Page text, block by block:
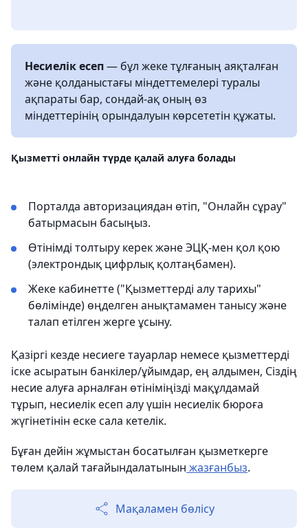
Несиелік есеп— бұл жеке тұлғаның аяқталған
және қолданыстағы міндеттемелері туралы
ақпараты бар, сондай‑ақ оның өз
міндеттерінің орындалуын көрсететін құжаты.
Қызметті онлайн түрде қалай алуға болады
Порталда авторизациядан өтіп, "Онлайн сұрау"
батырмасын басыңыз.
Өтінімді толтыру керек және ЭЦҚ-мен қол қою
(электрондық цифрлық қолтаңбамен).
Жеке кабинетте ("Қызметтерді алу тарихы"
бөлімінде) өңделген анықтамамен танысу және
талап етілген жерге ұсыну.
Қазіргі кезде несиеге тауарлар немесе қызметтерді
іске асыратын банкілер/ұйымдар, ең алдымен, Сіздің
несие алуға арналған өтініміңізді мақұлдамай
тұрып, несиелік есеп алу үшін несиелік бюроға
жүгінетінін еске сала кетелік.
Бұған дейін жұмыстан босатылған қызметкерге
төлем қалай тағайындалатынын жазғанбыз.
Мақаламен бөлісу